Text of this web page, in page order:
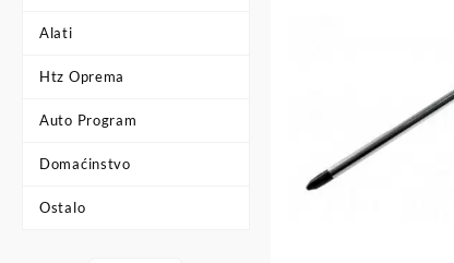
Alati
Htz Oprema
Auto Program
Domaćinstvo
Ostalo